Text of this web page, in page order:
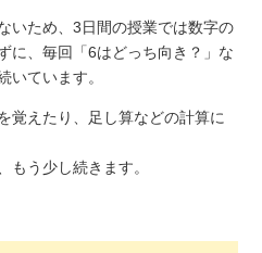
いため、3日間の授業では数字の
に、毎回「6はどっち向き？」な
いています。
覚えたり、足し算などの計算に
もう少し続きます。